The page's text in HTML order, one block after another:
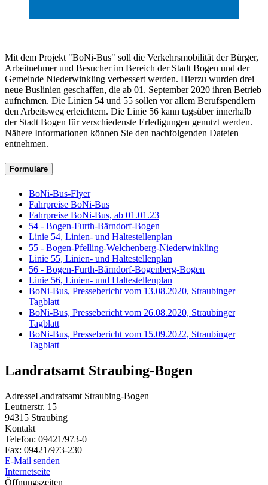
Mit dem Projekt "BoNi-Bus" soll die Verkehrsmobilität der Bürger,
Arbeitnehmer und Besucher im Bereich der Stadt Bogen und der
Gemeinde Niederwinkling verbessert werden. Hierzu wurden drei
neue Buslinien geschaffen, die ab 01. September 2020 ihren Betrieb
aufnehmen. Die Linien 54 und 55 sollen vor allem Berufspendlern
den Arbeitsweg erleichtern. Die Linie 56 kann tagsüber innerhalb
der Stadt Bogen für verschiedenste Erledigungen genutzt werden.
Nähere Informationen können Sie den nachfolgenden Dateien
entnehmen.
Formulare
BoNi-Bus-Flyer
Fahrpreise BoNi-Bus
Fahrpreise BoNi-Bus, ab 01.01.23
54 - Bogen-Furth-Bärndorf-Bogen
Linie 54, Linien- und Haltestellenplan
55 - Bogen-Pfelling-Welchenberg-Niederwinkling
Linie 55, Linien- und Haltestellenplan
56 - Bogen-Furth-Bärndorf-Bogenberg-Bogen
Linie 56, Linien- und Haltestellenplan
BoNi-Bus, Pressebericht vom 13.08.2020, Straubinger
Tagblatt
BoNi-Bus, Pressebericht vom 26.08.2020, Straubinger
Tagblatt
BoNi-Bus, Pressebericht vom 15.09.2022, Straubinger
Tagblatt
Landratsamt Straubing-Bogen
AdresseLandratsamt Straubing-Bogen
Leutnerstr. 15
94315 Straubing
Kontakt
Telefon: 09421/973-0
Fax: 09421/973-230
E-Mail senden
Internetseite
Öffnungszeiten